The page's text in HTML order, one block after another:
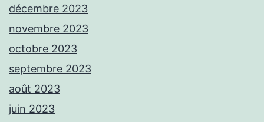
décembre 2023
novembre 2023
octobre 2023
septembre 2023
août 2023
juin 2023